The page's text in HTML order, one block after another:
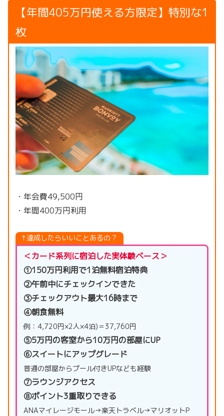
【年間405万円使える方限定】特別な1
枚
・年会費49,500円
・年間400万円利用
↑達成したらいいことあるの？
＜カード系列に宿泊した実体験ベース＞
①150万円利用で1泊無料宿泊特典
②午前中にチェックインできた
③チェックアウト最大16時まで
④朝食無料
例：4,720円×2人×4泊)＝37,760円
⑤5万円の客室から10万円の部屋にUP
⑥スイートにアップグレード
普通の部屋からプール付きUPなども経験
⑦ラウンジアクセス
⑧ポイント3重取りできる
ANAマイレージモール→楽天トラベル→マリオットP